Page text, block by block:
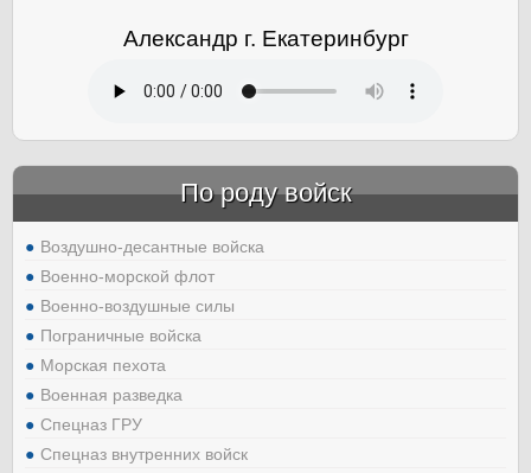
Александр г. Екатеринбург
По роду войск
Воздушно-десантные войска
Военно-морской флот
Военно-воздушные силы
Пограничные войска
Морская пехота
Военная разведка
Спецназ ГРУ
Спецназ внутренних войск